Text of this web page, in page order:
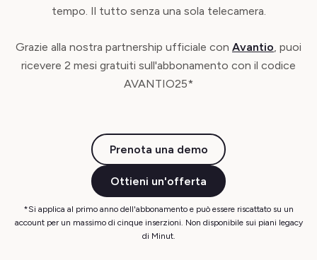
tempo. Il tutto senza una sola telecamera.
Grazie alla nostra partnership ufficiale con Avantio, puoi
ricevere 2 mesi gratuiti sull'abbonamento con il codice
AVANTIO25*
Prenota una demo
Ottieni un'offerta
*Si applica al primo anno dell'abbonamento e può essere riscattato su un
account per un massimo di cinque inserzioni. Non disponibile sui piani legacy
di Minut.